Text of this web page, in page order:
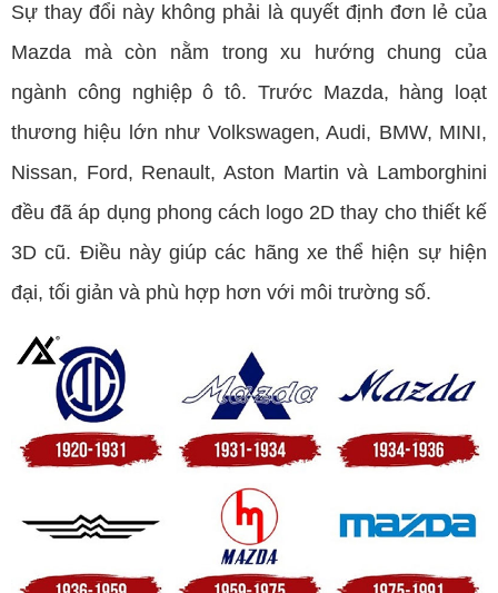
Sự thay đổi này không phải là quyết định đơn lẻ của
Mazda mà còn nằm trong xu hướng chung của
ngành công nghiệp ô tô. Trước Mazda, hàng loạt
thương hiệu lớn như Volkswagen, Audi, BMW, MINI,
Nissan, Ford, Renault, Aston Martin và Lamborghini
đều đã áp dụng phong cách logo 2D thay cho thiết kế
3D cũ. Điều này giúp các hãng xe thể hiện sự hiện
đại, tối giản và phù hợp hơn với môi trường số.